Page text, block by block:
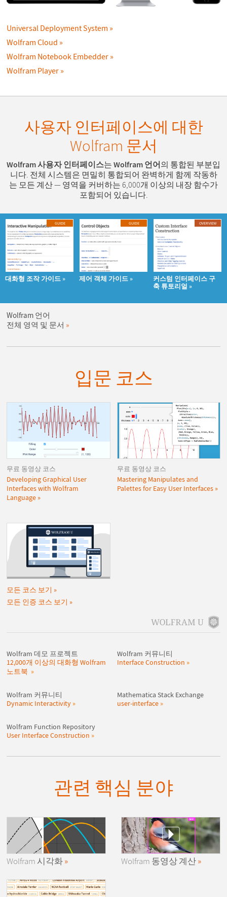
Universal Deployment System
Wolfram Cloud
Wolfram Notebook Embedder
Wolfram Player
사용자 인터페이스에 대한
Wolfram 문서
Wolfram 사용자 인터페이스는 Wolfram 언어의 통합된 부분입
니다. 전체 시스템은 면밀히 통합되어 완벽하게 함께 작동하
는 모든 계산 — 영역을 커버하는 6,000개 이상의 내장 함수가
포함되어 있습니다.
Wolfram 언어
전체 영역 및 문서
GUIDE
대화형 조작 가이드
GUIDE
제어 객체 가이드
OVERVIEW
커스텀 인터페이스 구
축 튜토리얼
입문 코스
무료 동영상 코스
Developing Graphical User
Interfaces with Wolfram
Language
무료 동영상 코스
Mastering Manipulates and
Palettes for Easy User Interfaces
모든 코스 보기
모든 인증 코스 보기
Wolfram 데모 프로젝트
12,000개 이상의 대화형 Wolfram
노트북
Wolfram 커뮤니티
Interface Construction
Wolfram 커뮤니티
Dynamic Interactivity
Mathematica Stack Exchange
user-interface
Wolfram Function Repository
User Interface Construction
관련 핵심 분야
Wolfram 시각화 Wolfram 동영상 계산